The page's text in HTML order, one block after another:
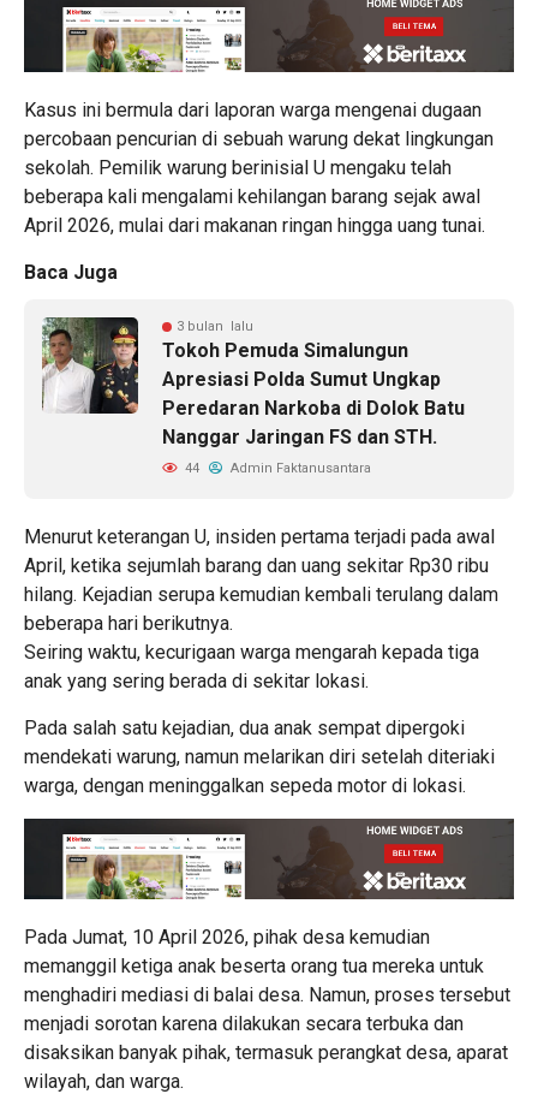
Kasus ini bermula dari laporan warga mengenai dugaan
percobaan pencurian di sebuah warung dekat lingkungan
sekolah. Pemilik warung berinisial U mengaku telah
beberapa kali mengalami kehilangan barang sejak awal
April 2026, mulai dari makanan ringan hingga uang tunai.
Baca Juga
3 bulan lalu
Tokoh Pemuda Simalungun
Apresiasi Polda Sumut Ungkap
Peredaran Narkoba di Dolok Batu
Nanggar Jaringan FS dan STH.
44 Admin Faktanusantara
Menurut keterangan U, insiden pertama terjadi pada awal
April, ketika sejumlah barang dan uang sekitar Rp30 ribu
hilang. Kejadian serupa kemudian kembali terulang dalam
beberapa hari berikutnya.
Seiring waktu, kecurigaan warga mengarah kepada tiga
anak yang sering berada di sekitar lokasi.
Pada salah satu kejadian, dua anak sempat dipergoki
mendekati warung, namun melarikan diri setelah diteriaki
warga, dengan meninggalkan sepeda motor di lokasi.
Pada Jumat, 10 April 2026, pihak desa kemudian
memanggil ketiga anak beserta orang tua mereka untuk
menghadiri mediasi di balai desa. Namun, proses tersebut
menjadi sorotan karena dilakukan secara terbuka dan
disaksikan banyak pihak, termasuk perangkat desa, aparat
wilayah, dan warga.